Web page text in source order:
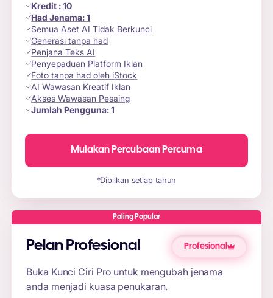
Kredit :10
Had Jenama:1
Semua Aset AI Tidak Berkunci
Generasi tanpa had
Penjana Teks AI
Penyepaduan Platform Iklan
Foto tanpa had oleh iStock
AI Wawasan Kreatif Iklan
Akses Wawasan Pesaing
Jumlah Pengguna:1
Mulakan Percubaan Percuma
*Dibilkan setiap tahun
Paling Popular
Pelan Profesional Profesional
Buka Kunci Ciri Pro untuk mengubah jenama
anda menjadi kuasa penukaran.